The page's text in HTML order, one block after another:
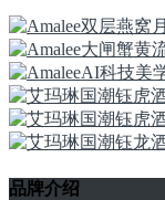
品牌介绍